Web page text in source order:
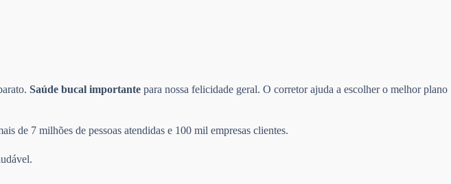
Saúde bucal importante para nossa felicidade geral. O corretor ajuda a escolher o melhor plano
de 7 milhões de pessoas atendidas e 100 mil empresas clientes.